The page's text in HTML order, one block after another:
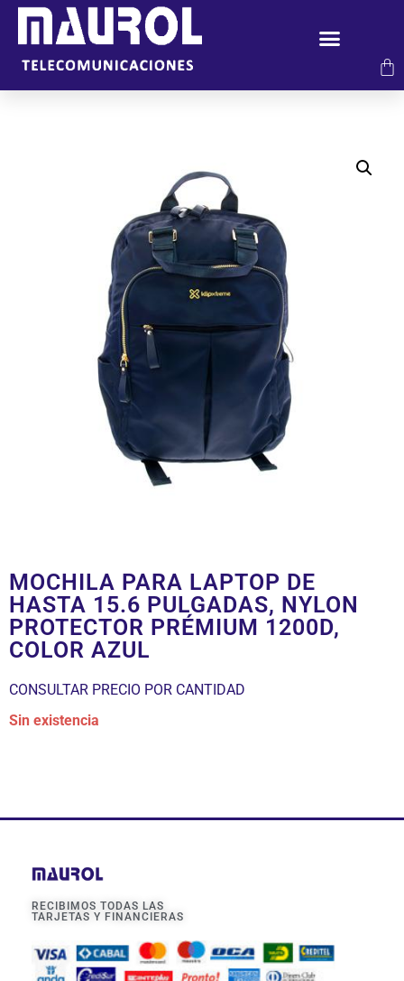
MOCHILA PARA LAPTOP DE
HASTA 15.6 PULGADAS, NYLON
PROTECTOR PRÉMIUM 1200D,
COLOR AZUL
CONSULTAR PRECIO POR CANTIDAD
Sin existencia
RECIBIMOS TODAS LAS
TARJETAS Y FINANCIERAS